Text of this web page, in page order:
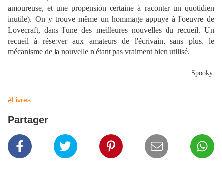
amoureuse, et une propension certaine à raconter un quotidien
inutile). On y trouve même un hommage appuyé à l'oeuvre de
Lovecraft, dans l'une des meilleures nouvelles du recueil. Un
recueil à réserver aux amateurs de l'écrivain, sans plus, le
mécanisme de la nouvelle n'étant pas vraiment bien utilisé.
Spooky.
#Livres
Partager